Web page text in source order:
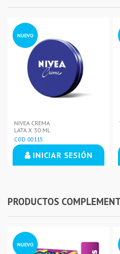
NUEVO
NIVEA CREMA
LATA X 30 ML
COD. 00115
INICIAR SESIÓN
PRODUCTOS
NUEVO